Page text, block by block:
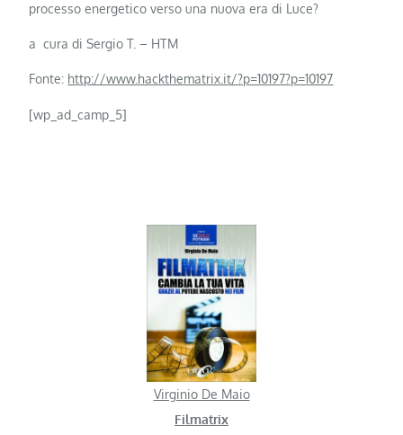
processo energetico verso una nuova era di Luce?
a cura di Sergio T. – HTM
Fonte: http://www.hackthematrix.it/?p=10197?p=10197
[wp_ad_camp_5]
Virginio De Maio
Filmatrix